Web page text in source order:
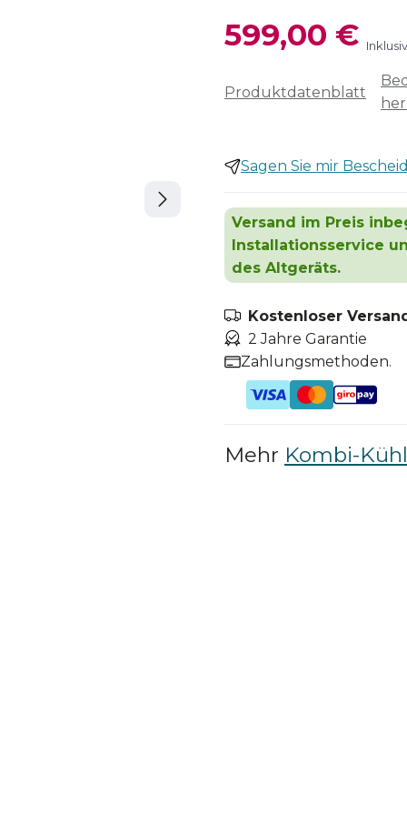
599,00 €
Produktdatenblatt
Sagen Sie mir
Versand im Preis
Installationsservice
des Altgeräts.
Kostenloser
2 Jahre Garantie
Zahlungsmethoden.
Mehr Kombi-